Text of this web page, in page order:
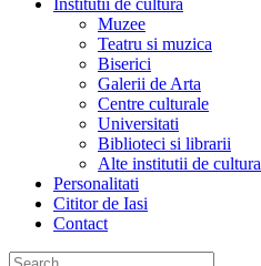
Institutii de cultura
Muzee
Teatru si muzica
Biserici
Galerii de Arta
Centre culturale
Universitati
Biblioteci si librarii
Alte institutii de cultura
Personalitati
Cititor de Iasi
Contact